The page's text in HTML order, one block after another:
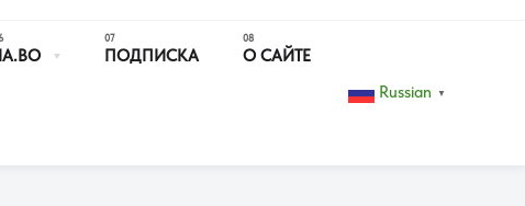
ПОДПИСКА О САЙТЕ
Russian ▼